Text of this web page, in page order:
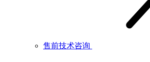
售前技术咨询